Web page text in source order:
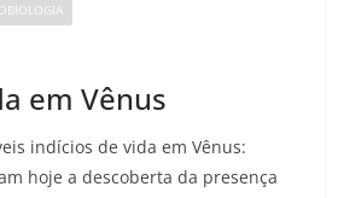
em Vênus
indícios de vida em Vênus:
hoje a descoberta da presença